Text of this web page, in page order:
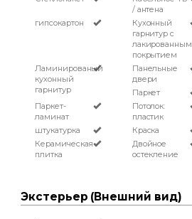
/ антена
гипсокартон
Кухонный
гарнитур с
лакированным
покрытием
Ламинированый
кухонный
гарнитур
Панельные
двери
Паркет
Паркет-
ламинат
Потолок:
пластик
штукатурка
Краска
Керамическая
плитка
Двойное
остекление
Экстерьер (Внешний вид)